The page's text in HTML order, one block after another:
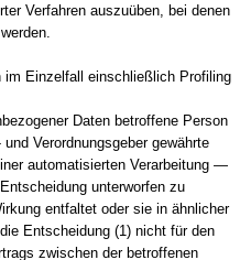
Verfahren auszuüben, bei denen
Einzelfall einschließlich Profiling
Daten betroffene Person
Verordnungsgeber gewährte
automatisierten Verarbeitung —
unterworfen zu
entfaltet oder sie in ähnlicher
Entscheidung (1) nicht für den
zwischen der betroffenen